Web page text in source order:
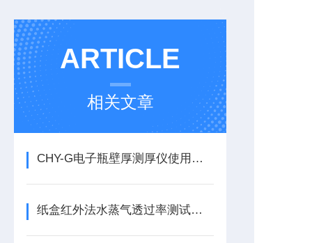
ARTICLE
相关文章
CHY-G电子瓶壁厚测厚仪使用的问题
纸盒红外法水蒸气透过率测试仪——应用领域